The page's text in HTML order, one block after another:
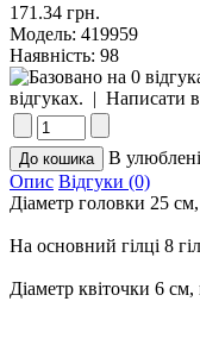
171.34 грн.
Модель: 419959
Наявність: 98
відгуках. | Написати
В улюблені
Опис Відгуки (0)
Діаметр головки 25
На основний гілці 8
Діаметр квіточки 6 см,